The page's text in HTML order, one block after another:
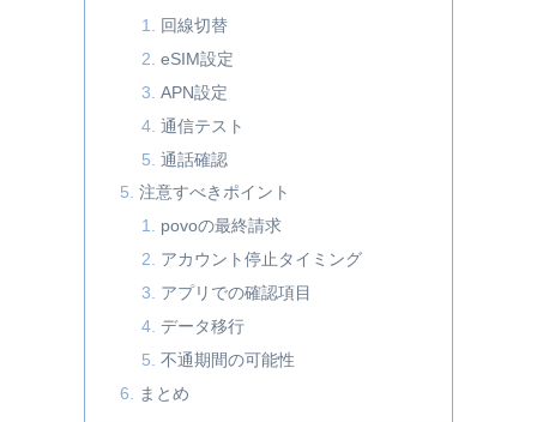
回線切替
eSIM設定
APN設定
通信テスト
通話確認
注意すべきポイント
povoの最終請求
アカウント停止タイミング
アプリでの確認項目
データ移行
不通期間の可能性
まとめ